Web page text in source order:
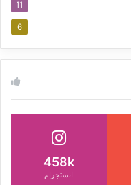
11
6
458k
انستجرام